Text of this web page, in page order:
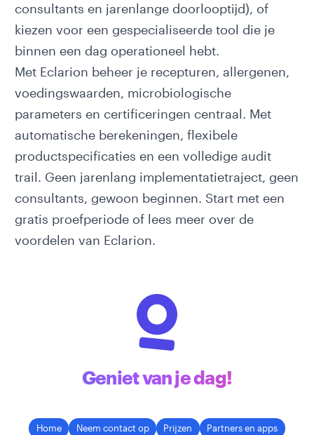
consultants en jarenlange doorlooptijd), of
kiezen voor een gespecialiseerde tool die je
binnen een dag operationeel hebt.
Met Eclarion beheer je recepturen, allergenen,
voedingswaarden, microbiologische
parameters en certificeringen centraal. Met
automatische berekeningen, flexibele
productspecificaties en een volledige audit
trail. Geen jarenlang implementatietraject, geen
consultants, gewoon beginnen. Start met een
gratis proefperiodeof lees meer over de
voordelen van Eclarion
Geniet van je dag!
Home Neem contact op Prijzen Partners en apps